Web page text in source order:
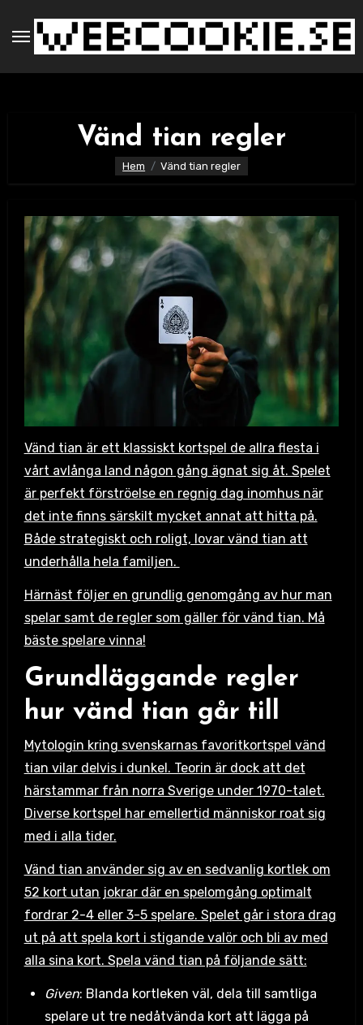
till
innehåll
Vänd tian regler
Hem Vänd tian regler
Vänd tian är ett klassiskt kortspel de allra flesta i
vårt avlånga land någon gång ägnat sig åt. Spelet
är perfekt förströelse en regnig dag inomhus när
det inte finns särskilt mycket annat att hitta på.
Både strategiskt och roligt, lovar vänd tian att
underhålla hela familjen.
Härnäst följer en grundlig genomgång av hur man
spelar samt de regler som gäller för vänd tian. Må
bäste spelare vinna!
Grundläggande regler
hur vänd tian går till
Mytologin kring svenskarnas favoritkortspel vänd
tian vilar delvis i dunkel. Teorin är dock att det
härstammar från norra Sverige under 1970-talet.
Diverse kortspel har emellertid människor roat sig
med i alla tider.
Vänd tian använder sig av en sedvanlig kortlek om
52 kort utan jokrar där en spelomgång optimalt
fordrar 2-4 eller 3-5 spelare. Spelet går i stora drag
ut på att spela kort i stigande valör och bli av med
alla sina kort. Spela vänd tian på följande sätt:
Given: Blanda kortleken väl, dela till samtliga
spelare ut tre nedåtvända kort att lägga på